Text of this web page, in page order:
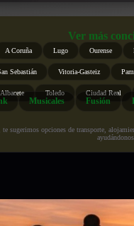
Ver más
A Coruña Lugo Ourense
Sebastián Vitoria-Gasteiz
Albacete Toledo Ciudad Real
Musicales Fusión
sugerimos opciones de transporte,